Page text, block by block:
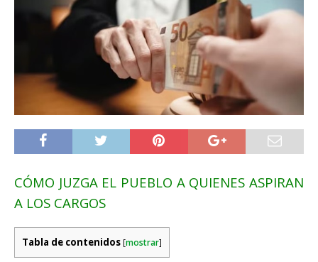
CÓMO JUZGA EL PUEBLO A QUIENES ASPIRAN
A LOS CARGOS
Tabla de contenidos [mostrar]